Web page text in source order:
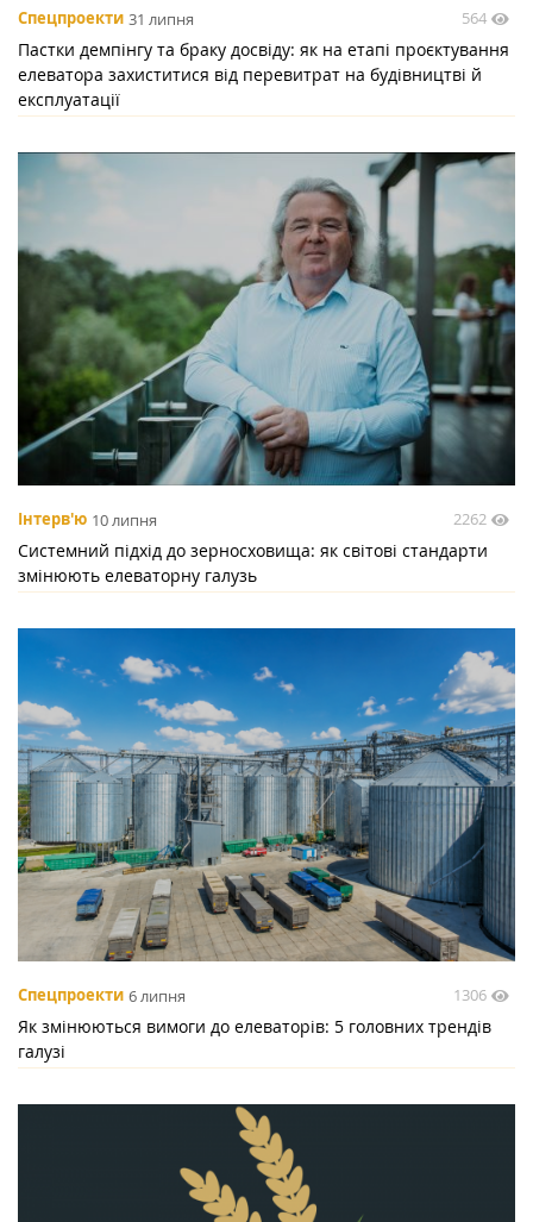
Спецпроекти 31 липня 564
Пастки демпінгу та браку досвіду: як на етапі проєктування
елеватора захиститися від перевитрат на будівництві й
експлуатації
Інтерв'ю 10 липня 2262
Системний підхід до зерносховища: як світові стандарти
змінюють елеваторну галузь
Спецпроекти 6 липня 1306
Як змінюються вимоги до елеваторів: 5 головних трендів
галузі